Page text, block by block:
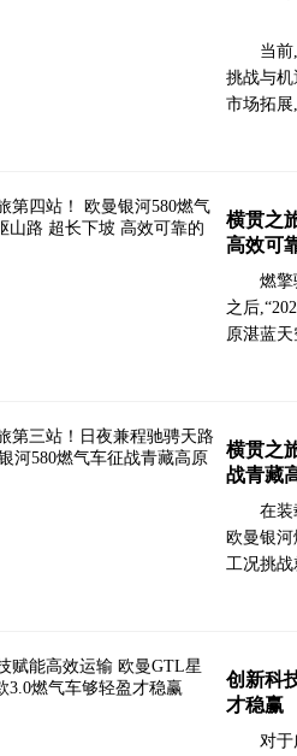
当
挑战与
市场拓
横贯之
高效可
燃擎
之后
原湛蓝
横贯之
战青藏
在装
欧曼银
工况挑
创新科
才稳赢
对于